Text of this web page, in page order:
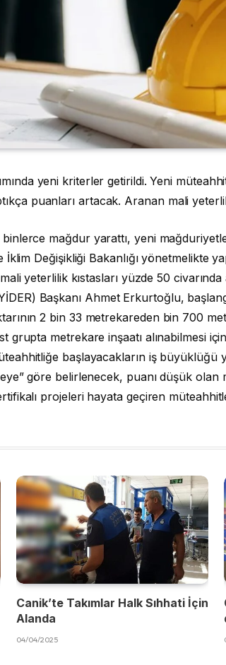
yeni kriterler getirildi. Yeni
puanları artacak. Aranan mali
binlerce mağdur yarattı, yeni
İklim Değişikliği Bakanlığı yönetmelikte
yeterlilik kıstasları yüzde 50 civarında
Başkanı Ahmet Erkurtoğlu,
2 bin 33 metrekareden bin 700
grupta metrekare inşaatı alınabilmesi
başlayacakların iş büyüklüğü
göre belirlenecek, puanı düşük
projeleri hayata geçiren
Canik’te Takımlar Halk Sıhhati İçin
Alanda
04/04/2025